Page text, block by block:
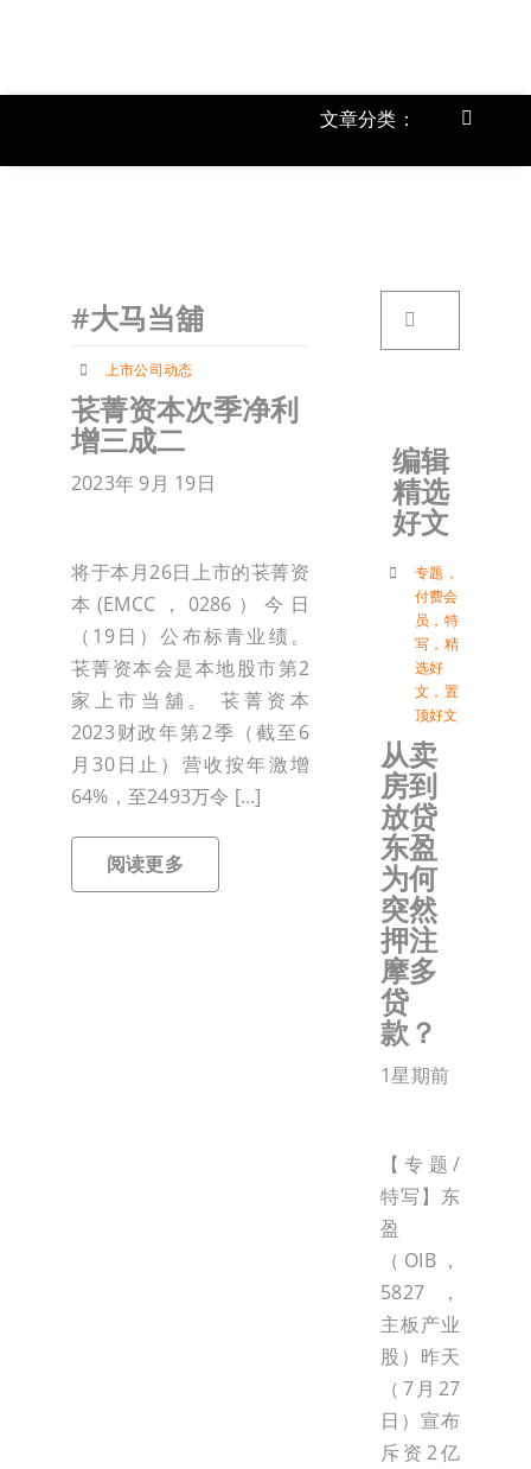
文章分类：
Toggle
#大马当舖
上市公司动态
苌菁资本次季净利
增三成二
2023年 9月 19日
将于本月26日上市的苌菁资
本(EMCC，0286）今日
（19日）公布标青业绩。
苌菁资本会是本地股市第2
家上市当舖。 苌菁资本
2023财政年第2季（截至6
月30日止）营收按年激增
64%，至2493万令 […]
阅读更多
编辑
精选
好文
专题 ，
付费会
员 ， 特
写 ， 精
选好
文 ， 置
顶好文
从卖
房到
放贷
东盈
为何
突然
押注
摩多
贷
款？
1星期前
【专题/
特写】东
盈
（OIB，
5827，
主板产业
股）昨天
（7月27
日）宣布
斥资2亿